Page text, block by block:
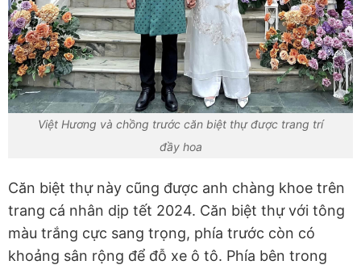
Việt Hương và chồng trước căn biệt thự được trang trí
đầy hoa
Căn biệt thự này cũng được anh chàng khoe trên
trang cá nhân dịp tết 2024. Căn biệt thự với tông
màu trắng cực sang trọng, phía trước còn có
khoảng sân rộng để đỗ xe ô tô. Phía bên trong